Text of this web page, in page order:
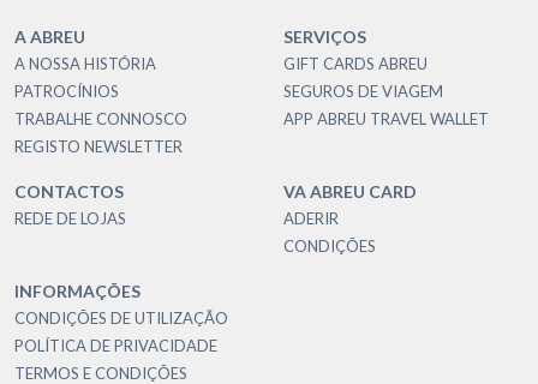
A ABREU
A NOSSA HISTÓRIA
PATROCÍNIOS
TRABALHE CONNOSCO
REGISTO NEWSLETTER
SERVIÇOS
GIFT CARDS ABREU
SEGUROS DE VIAGEM
APP ABREU TRAVEL WALLET
CONTACTOS
REDE DE LOJAS
VA ABREU CARD
ADERIR
CONDIÇÕES
INFORMAÇÕES
CONDIÇÕES DE UTILIZAÇÃO
POLÍTICA DE PRIVACIDADE
TERMOS E CONDIÇÕES